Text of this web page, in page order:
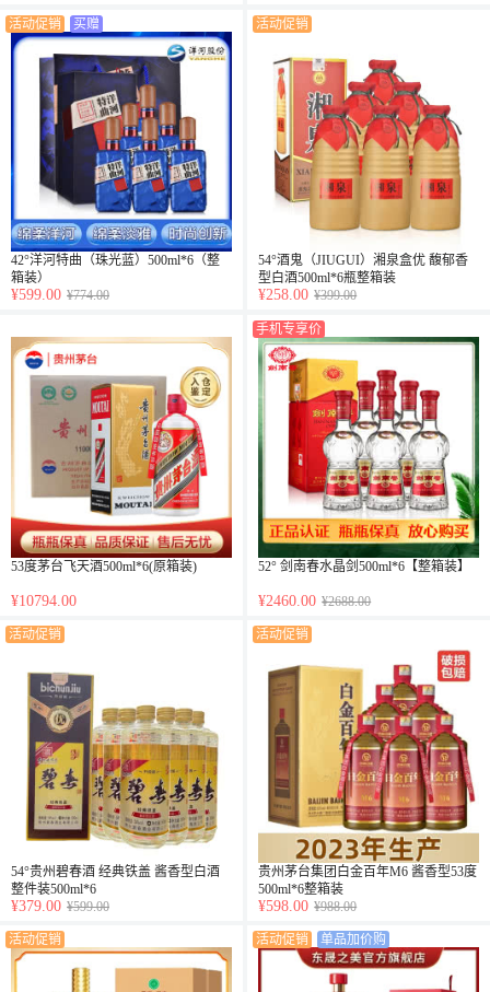
活动促销 买赠
42°洋河特曲（珠光蓝）500ml*6（整
箱装）
¥599.00 ¥774.00
活动促销
54°酒鬼（JIUGUI）湘泉盒优 馥郁香
型白酒500ml*6瓶整箱装
¥258.00 ¥399.00
53度茅台飞天酒500ml*6(原箱装)
¥10794.00
手机专享价
52° 剑南春水晶剑500ml*6【整箱装】
¥2460.00 ¥2688.00
活动促销
54°贵州碧春酒 经典铁盖 酱香型白酒
整件装500ml*6
¥379.00 ¥599.00
活动促销
贵州茅台集团白金百年M6 酱香型53度
500ml*6整箱装
¥598.00 ¥988.00
活动促销 活动促销 单品加价购